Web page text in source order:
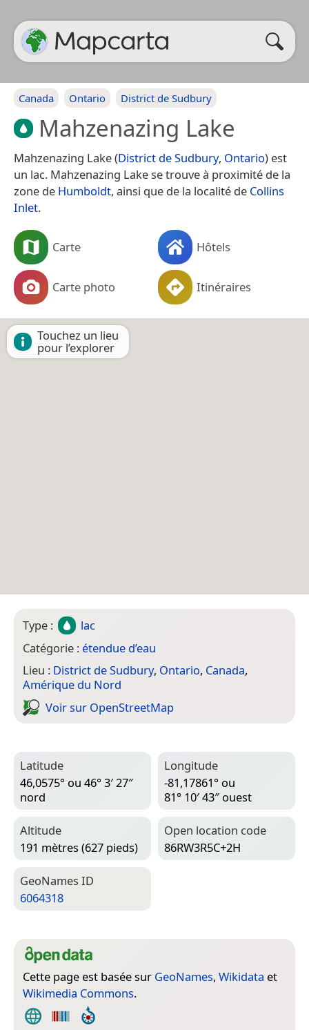
Canada Ontario District de Sudbury
Mahzenazing Lake
Mahzenazing Lake (District de Sudbury, Ontario) est
un lac. Mahzenazing Lake se trouve à proximité de la
zone de Humboldt, ainsi que de la localité de Collins
Inlet.
Carte Hôtels
Carte photo Itinéraires
Touchez un lieu
pour l’explorer
Type :
lac
Catégorie : étendue d’eau
Lieu : District de Sudbury, Ontario, Canada,
Amérique du Nord
Voir sur Open­Street­Map
Latitude
46,0575° ou 46° 3′ 27″
nord
Longitude
-81,17861° ou
81° 10′ 43″ ouest
Altitude
191 mètres (627 pieds)
Open location code
86RW3R5C+2H
Geo­Names ID
6064318
Cette page est basée sur GeoNames, Wikidata et
Wikimedia Commons.